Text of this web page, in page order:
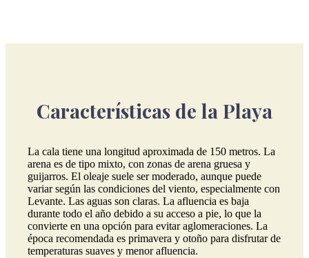
Características de la Playa
La cala tiene una longitud aproximada de 150 metros. La
arena es de tipo mixto, con zonas de arena gruesa y
guijarros. El oleaje suele ser moderado, aunque puede
variar según las condiciones del viento, especialmente con
Levante. Las aguas son claras. La afluencia es baja
durante todo el año debido a su acceso a pie, lo que la
convierte en una opción para evitar aglomeraciones. La
época recomendada es primavera y otoño para disfrutar de
temperaturas suaves y menor afluencia.